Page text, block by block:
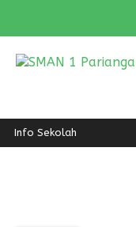
Info Sekolah